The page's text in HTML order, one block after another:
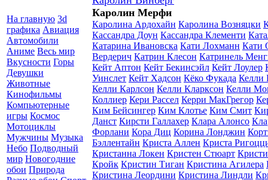
На главную 3d
графика Авиация
Автомобили
Аниме Весь мир
Вкусности Горы
Девушки
Животные
Кинофильмы
Компьютерные
игры Космос
Мотоциклы
Мужчины Музыка
Небо Подводный
мир Новогодние
обои Природа
Каролин Мерфи
Каролина Ардохайн Каролина Возняцки
Кассандра Доун Кассандра Клементи
Катарина Ивановска Кати Лохманн Кати
Вердерич Катрин Клесон Катринель
Кейт Аптон Кейт Бекинсэйл Кейт Лоулер
Уинслет Кейт Хадсон Кёко Фукада Келли
Келли Карлсон Келли Кларксон Келли
Коллиер Кери Рассел Керри МакГрегор
Ким Бейсингер Ким Клотье Ким Смит
Данст Кирсти Галлахер Клара Алонсо
Форлани Кора Диц Корина Лонджин
Бэллентайн Криста Аллен Криста
Кристанна Локен Кристен Стюарт
Кройк Кристин Тиган Кристина Агилера
Кристина Леордини Кристина Линдли